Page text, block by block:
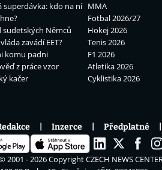
superdávka: kdo na ní
sudetských Němců
zavádí EET?
komu padni
z práce vzor
kačer
MMA
Fotbal 2026/27
Hokej 2026
Tenis 2026
F1 2026
Atletika 2026
Cyklistika 2026
Inzerce Předplatné
2001 - 2026 CopyrightCZECH NEWS